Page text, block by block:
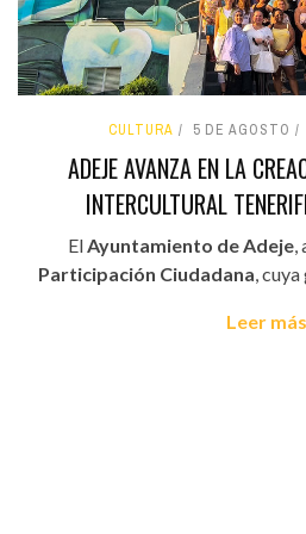
CULTURA 5 DE AGOSTO
ADEJE AVANZA EN LA
INTERCULTURAL
ElAyuntamiento de Adeje,
Participación Ciudadana,
Leer más